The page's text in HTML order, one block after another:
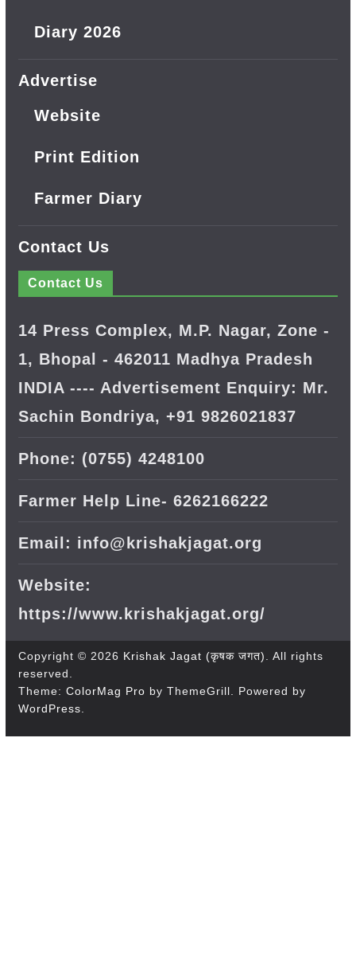
Diary 2026
Advertise
Website
Print Edition
Farmer Diary
Contact Us
Contact Us
14 Press Complex, M.P. Nagar, Zone -
1, Bhopal - 462011 Madhya Pradesh
INDIA ---- Advertisement Enquiry: Mr.
Sachin Bondriya, +91 9826021837
Phone: (0755) 4248100
Farmer Help Line- 6262166222
Email: info@krishakjagat.org
Website:
https://www.krishakjagat.org/
Copyright © 2026 Krishak Jagat (कृषक जगत)
. All rights
reserved.
Theme: ColorMag Pro by ThemeGrill. Powered by
WordPress